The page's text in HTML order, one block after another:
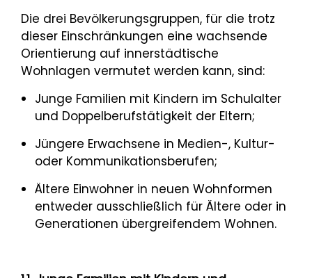
Die drei Bevölkerungsgruppen, für die trotz
dieser Einschränkungen eine wachsende
Orientierung auf innerstädtische
Wohnlagen vermutet werden kann, sind:
Junge Familien mit Kindern im Schulalter
und Doppelberufstätigkeit der Eltern;
Jüngere Erwachsene in Medien-, Kultur-
oder Kommunikationsberufen;
Ältere Einwohner in neuen Wohnformen
entweder ausschließlich für Ältere oder in
Generationen übergreifendem Wohnen.